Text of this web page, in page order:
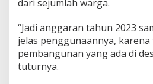
e
r
k
a
dari sejumlah warga.
“Jadi anggaran tahun 2023
jelas penggunaannya,
pembangunan yang ada di
tuturnya.